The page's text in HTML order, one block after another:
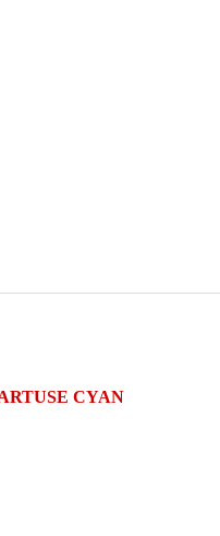
CYAN